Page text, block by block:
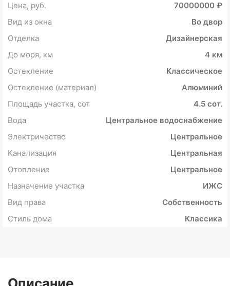
Цена, руб.
70000000 ₽
Вид из окна
Во двор
Отделка
Дизайнерская
До моря, км
4 км
Остекление
Классическое
Остекление (материал)
Алюминий
Площадь участка, сот
4.5 сот.
Вода
Центральное водоснабжение
Электричество
Центральное
Канализация
Центральная
Отопление
Центральное
Назначение участка
ИЖС
Вид права
Собственность
Стиль дома
Классика